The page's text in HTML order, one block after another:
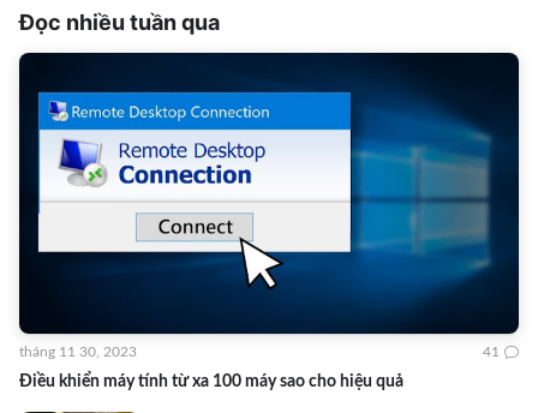
Đọc nhiều tuần qua
Điều khiển máy tính từ xa 100 máy sao cho hiệu quả
tháng 11 30, 2023 41